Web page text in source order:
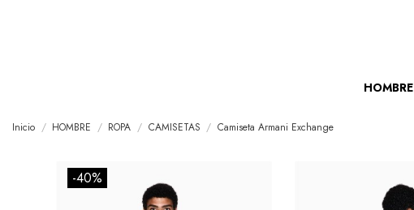
HOMBRE
Inicio HOMBRE ROPA CAMISETAS Camiseta Armani Exchange
-40%